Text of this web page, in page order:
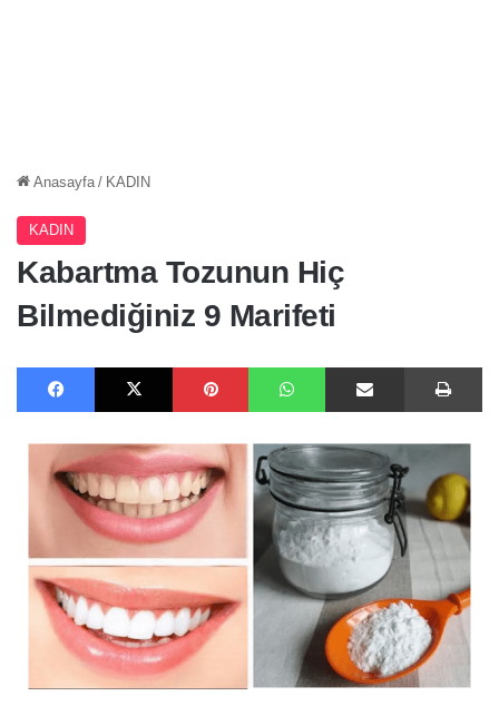
Anasayfa / KADIN
KADIN
Kabartma Tozunun Hiç
Bilmediğiniz 9 Marifeti
Facebook X Pinterest WhatsApp E-Posta ile paylaş